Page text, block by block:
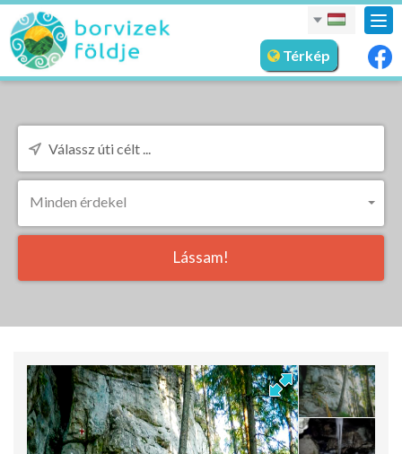
Térkép
Minden érdekel
Lássam!